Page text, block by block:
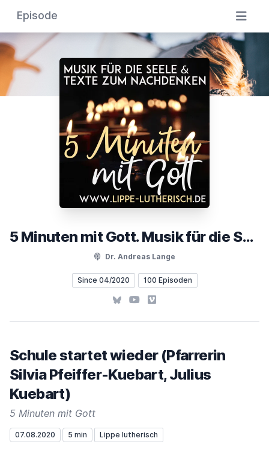
Episode
5 Minuten mit Gott. Musik für die Seele & Texte zum Nachdenken
Dr. Andreas Lange
Since 04/2020 100 Episoden
BlueskyYouTube
Vimeo
Schule startet wieder (Pfarrerin
Silvia Pfeiffer-Kuebart, Julius
Kuebart)
5 Minuten mit Gott
07.08.2020 5 min Lippe lutherisch